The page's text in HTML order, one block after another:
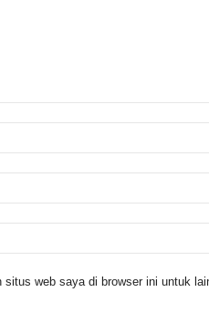
situs web saya di browser ini untuk